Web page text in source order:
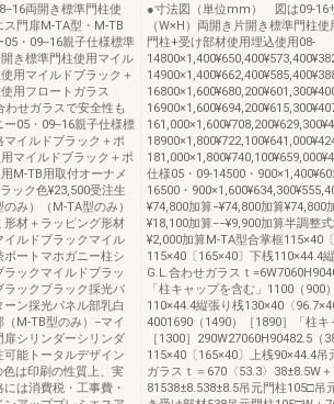
16両開き標準門柱使
扉M-TA型・M-TB
・09--16親子仕様標準
き標準門柱使用マイル
用マイルドブラック＋
用フロートガラス
せガラスで安全性も
05・09--16親子仕様標
ルドブラック＋ポ
マイルドブラック＋ポ
M-TB用取付オーナメ
ック色¥23,500受注生
み）（M-TA型のみ）
材＋ラッピング形材
ルドブラックマイル
ポートマホガニー柱シ
ックマイルドブラッ
ラックブラック採光パ
ン採光パネル部乳白
M-TB型のみ）−マイ
扉シリンダーシリンダ
能トータルデザイン
は印刷の性質上、実
は消費税・工事費・
●寸法図（単位mm） 図は09-16
（W×H）両開き片開き標準門柱
門柱+受け部材使用埋込使用08-
仕様05・09-14500・
16500・
¥74,800加算−¥74,800加算
¥18,100加算−−¥9,900加算半調整
¥2,000加算M-TA型合掌框115×40
115×40〔165×40〕下桟110×44.4
G.L.合わせガラスｔ
「柱キャップを含む」1100（900
110×44.4縦張り桟130×40〈
4001690（1490）［1890］「柱キ
［1300］290W27060H90482.5（
115×40〔165×40〕上桟90×44.4
ガラスｔ＝670〈53.3〉38±8.5W
81538±8.538±8.5吊元門柱105□吊